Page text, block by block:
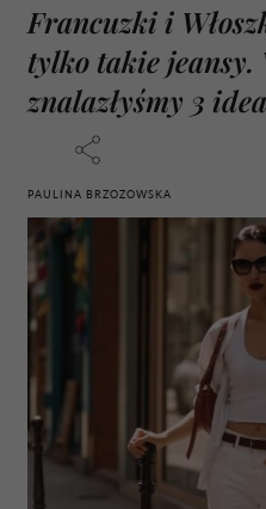
Francuzki i
tylko takie jeansy.
znalazłyśmy 3
PAULINA BRZOZOWSKA